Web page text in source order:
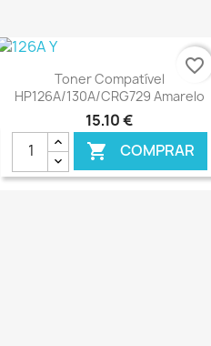
Ver+
Toner Compatível
HP126A/130A/CRG729 Amarelo
15,10 €
 COMPRAR
favorite_border